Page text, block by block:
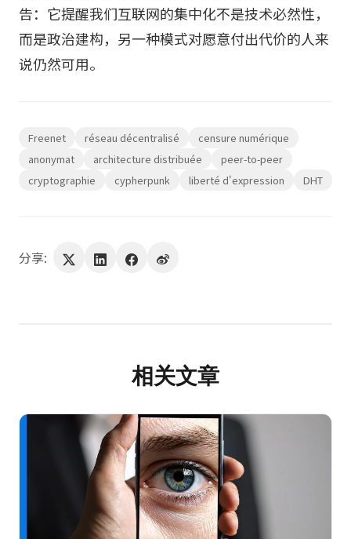
告：它提醒我们互联网的集中化不是技术必然性，
而是政治建构，另一种模式对愿意付出代价的人来
说仍然可用。
Freenet réseau décentralisé
censure numérique
anonymat
architecture distribuée
peer-to-peer
cryptographie
cypherpunk liberté d'expression DHT
分享:
相关文章